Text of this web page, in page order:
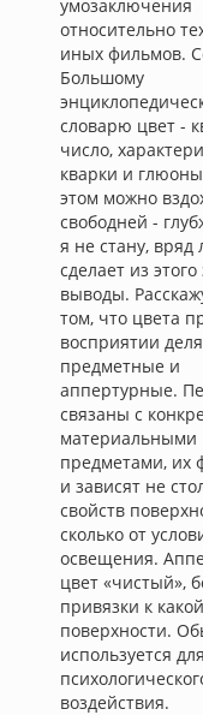
умозаключения
относительно
иных фильмов.
Большому
словарю цвет -
число,
кварки и
этом можно
свободней -
я не стану, вряд
сделает из
выводы.
том, что цвета
восприятии
предметные и
аппертурные.
связаны с
материальными
предметами, их
и зависят не
свойств
сколько от
освещения.
цвет «чистый»,
привязки к
поверхности.
используется для
воздействия.